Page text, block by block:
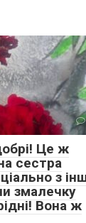
Це ж
сестра
з
змалечку
Вона ж